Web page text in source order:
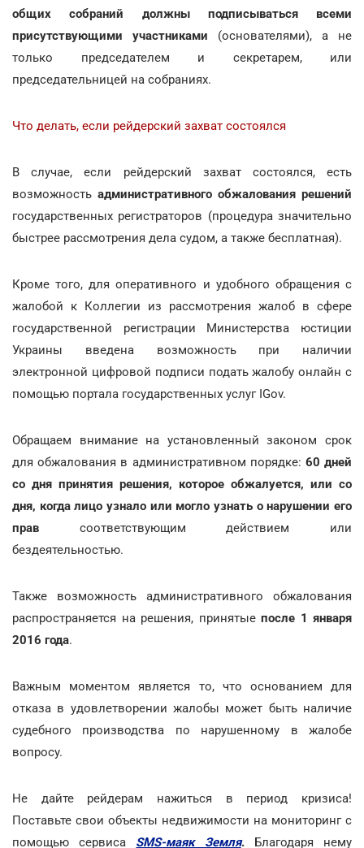
общих собраний должны подписываться всеми
присутствующими участниками (основателями), а не
только председателем и секретарем, или
председательницей на собраниях.
Что делать, если рейдерский захват состоялся
В случае, если рейдерский захват состоялся, есть
возможность административного обжалования решений
государственных регистраторов (процедура значительно
быстрее рассмотрения дела судом, а также бесплатная).
Кроме того, для оперативного и удобного обращения с
жалобой к Коллегии из рассмотрения жалоб в сфере
государственной регистрации Министерства юстиции
Украины введена возможность при наличии
электронной цифровой подписи подать жалобу онлайн с
помощью портала государственных услуг IGov.
Обращаем внимание на установленный законом срок
для обжалования в административном порядке: 60 дней
со дня принятия решения, которое обжалуется, или со
дня, когда лицо узнало или могло узнать о нарушении его
прав соответствующим действием или
бездеятельностью.
Также возможность административного обжалования
распространяется на решения, принятые после 1 января
2016 года.
Важным моментом является то, что основанием для
отказа в удовлетворении жалобы может быть наличие
судебного производства по нарушенному в жалобе
вопросу.
Не дайте рейдерам нажиться в период кризиса!
Поставьте свои объекты недвижимости на мониторинг с
помощью сервиса SMS-маяк Земля.Благодаря нему